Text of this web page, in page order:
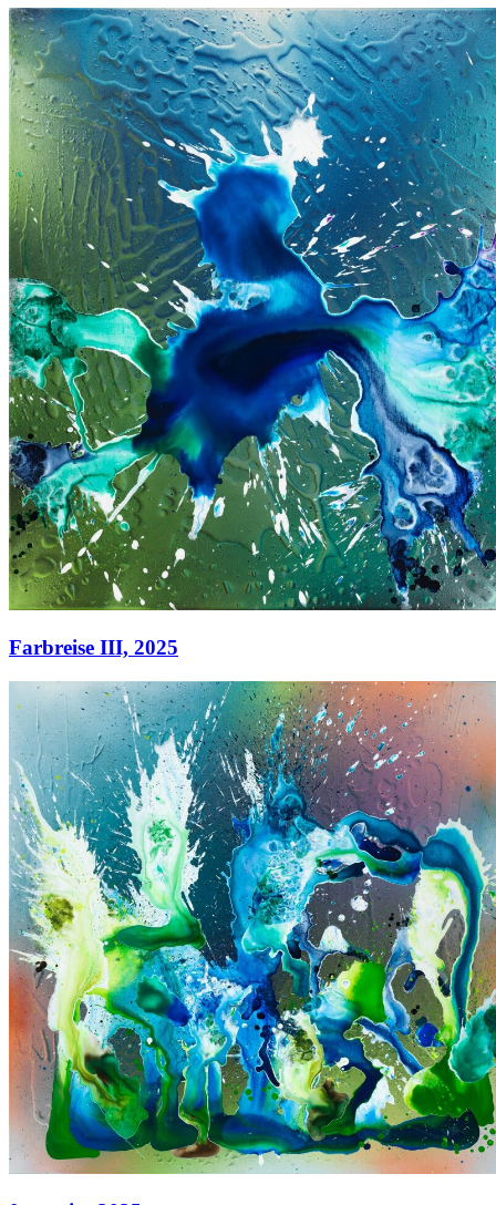
balance V,2024
Acryl auf Leinwand
130 × 300 cm
Farbreise III, 2025
Farbreise III,2025
Acryl auf Leinwand
80 × 65 cm